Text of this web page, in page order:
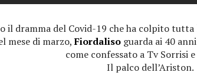
il dramma del Covid-19 che ha colpito
mese di marzo,Fiordaliso guarda ai 40
come confessato a Tv Sorrisi
Il palco dell’Ariston.